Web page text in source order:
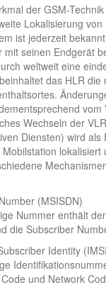
der GSM-
Lokalisierung von
ist jederzeit
mit seinen Endgerät
weltweit eine
das HLR die
vom
Wechseln der
Diensten) wird als
lokalisiert
(MSISDN)
Nummer enthält
die Subscriber
Identity
und Network